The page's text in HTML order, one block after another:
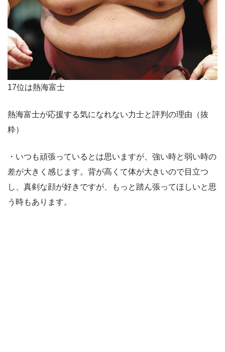
17位は熱海富士
熱海富士が応援する気になれない力士と評判の理由（抜
粋）
・いつも頑張っているとは思いますが、強い時と弱い時の
差が大きく感じます。背が高くて体が大きいので目立つ
し、真剣な顔が好きですが、もっと踏ん張ってほしいと思
う時もあります。